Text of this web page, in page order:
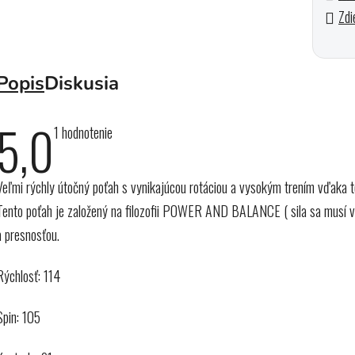
Diskusia
5,0Priemerné
5,0
z
5
hviezdičiek.
1 hodnotenie
rýchly útočný poťah s vynikajúcou rotáciou a vysokým trením vďaka
poťah je založený na filozofii POWER AND BALANCE ( sila sa
presnosťou.
114
105